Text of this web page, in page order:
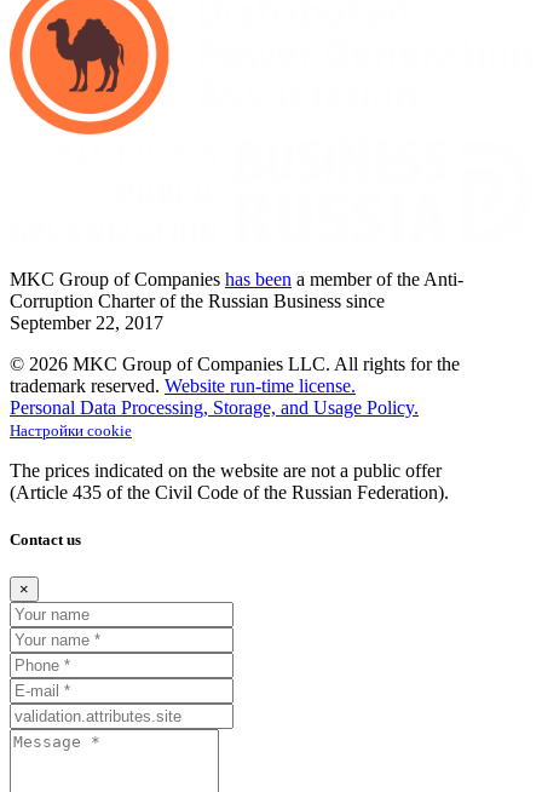
MKC Group of Companies has been a member of the Anti-
Corruption Charter of the Russian Business since
September 22, 2017
© 2026 MKC Group of Companies LLC. All rights for the
trademark reserved. Website run-time license.
Personal Data Processing, Storage, and Usage Policy.
Настройки cookie
The prices indicated on the website are not a public offer
(Article 435 of the Civil Code of the Russian Federation).
Contact us
×